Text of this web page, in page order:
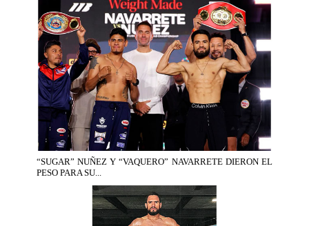
“SUGAR” NUÑEZ Y “VAQUERO” NAVARRETE DIERON EL
PESO PARA SU...